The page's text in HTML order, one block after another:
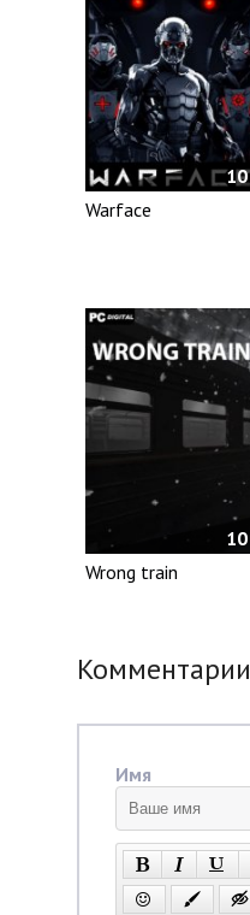
10
Warface
10
Wrong train
Комментарии
Имя